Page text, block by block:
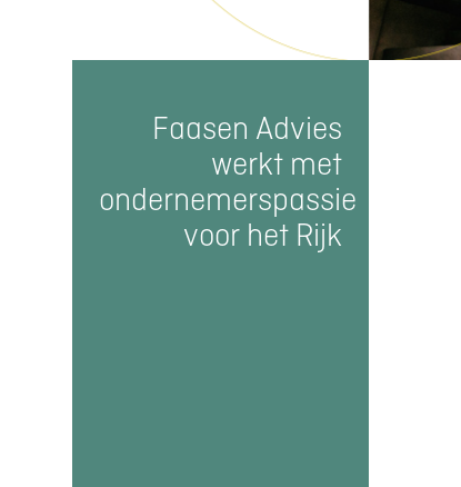
Faasen Advies
werkt met
ondernemerspassie
voor het Rijk